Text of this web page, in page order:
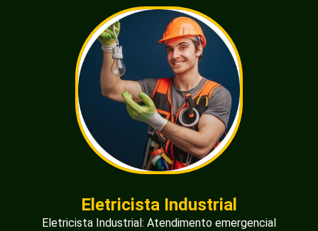
Eletricista Industrial
Eletricista Industrial: Atendimento emergencial